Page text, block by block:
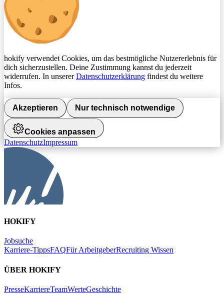
hokify verwendet Cookies, um das bestmögliche Nutzererlebnis für
dich sicherzustellen. Deine Zustimmung kannst du jederzeit
widerrufen. In unsererDatenschutzerklärung findest du weitere
Infos.
Akzeptieren Nur technisch notwendige
Cookies anpassen
DatenschutzImpressum
HOKIFY
Jobsuche
Karriere-TippsFAQFür ArbeitgeberRecruiting Wissen
ÜBER HOKIFY
PresseKarriereTeamWerteGeschichte